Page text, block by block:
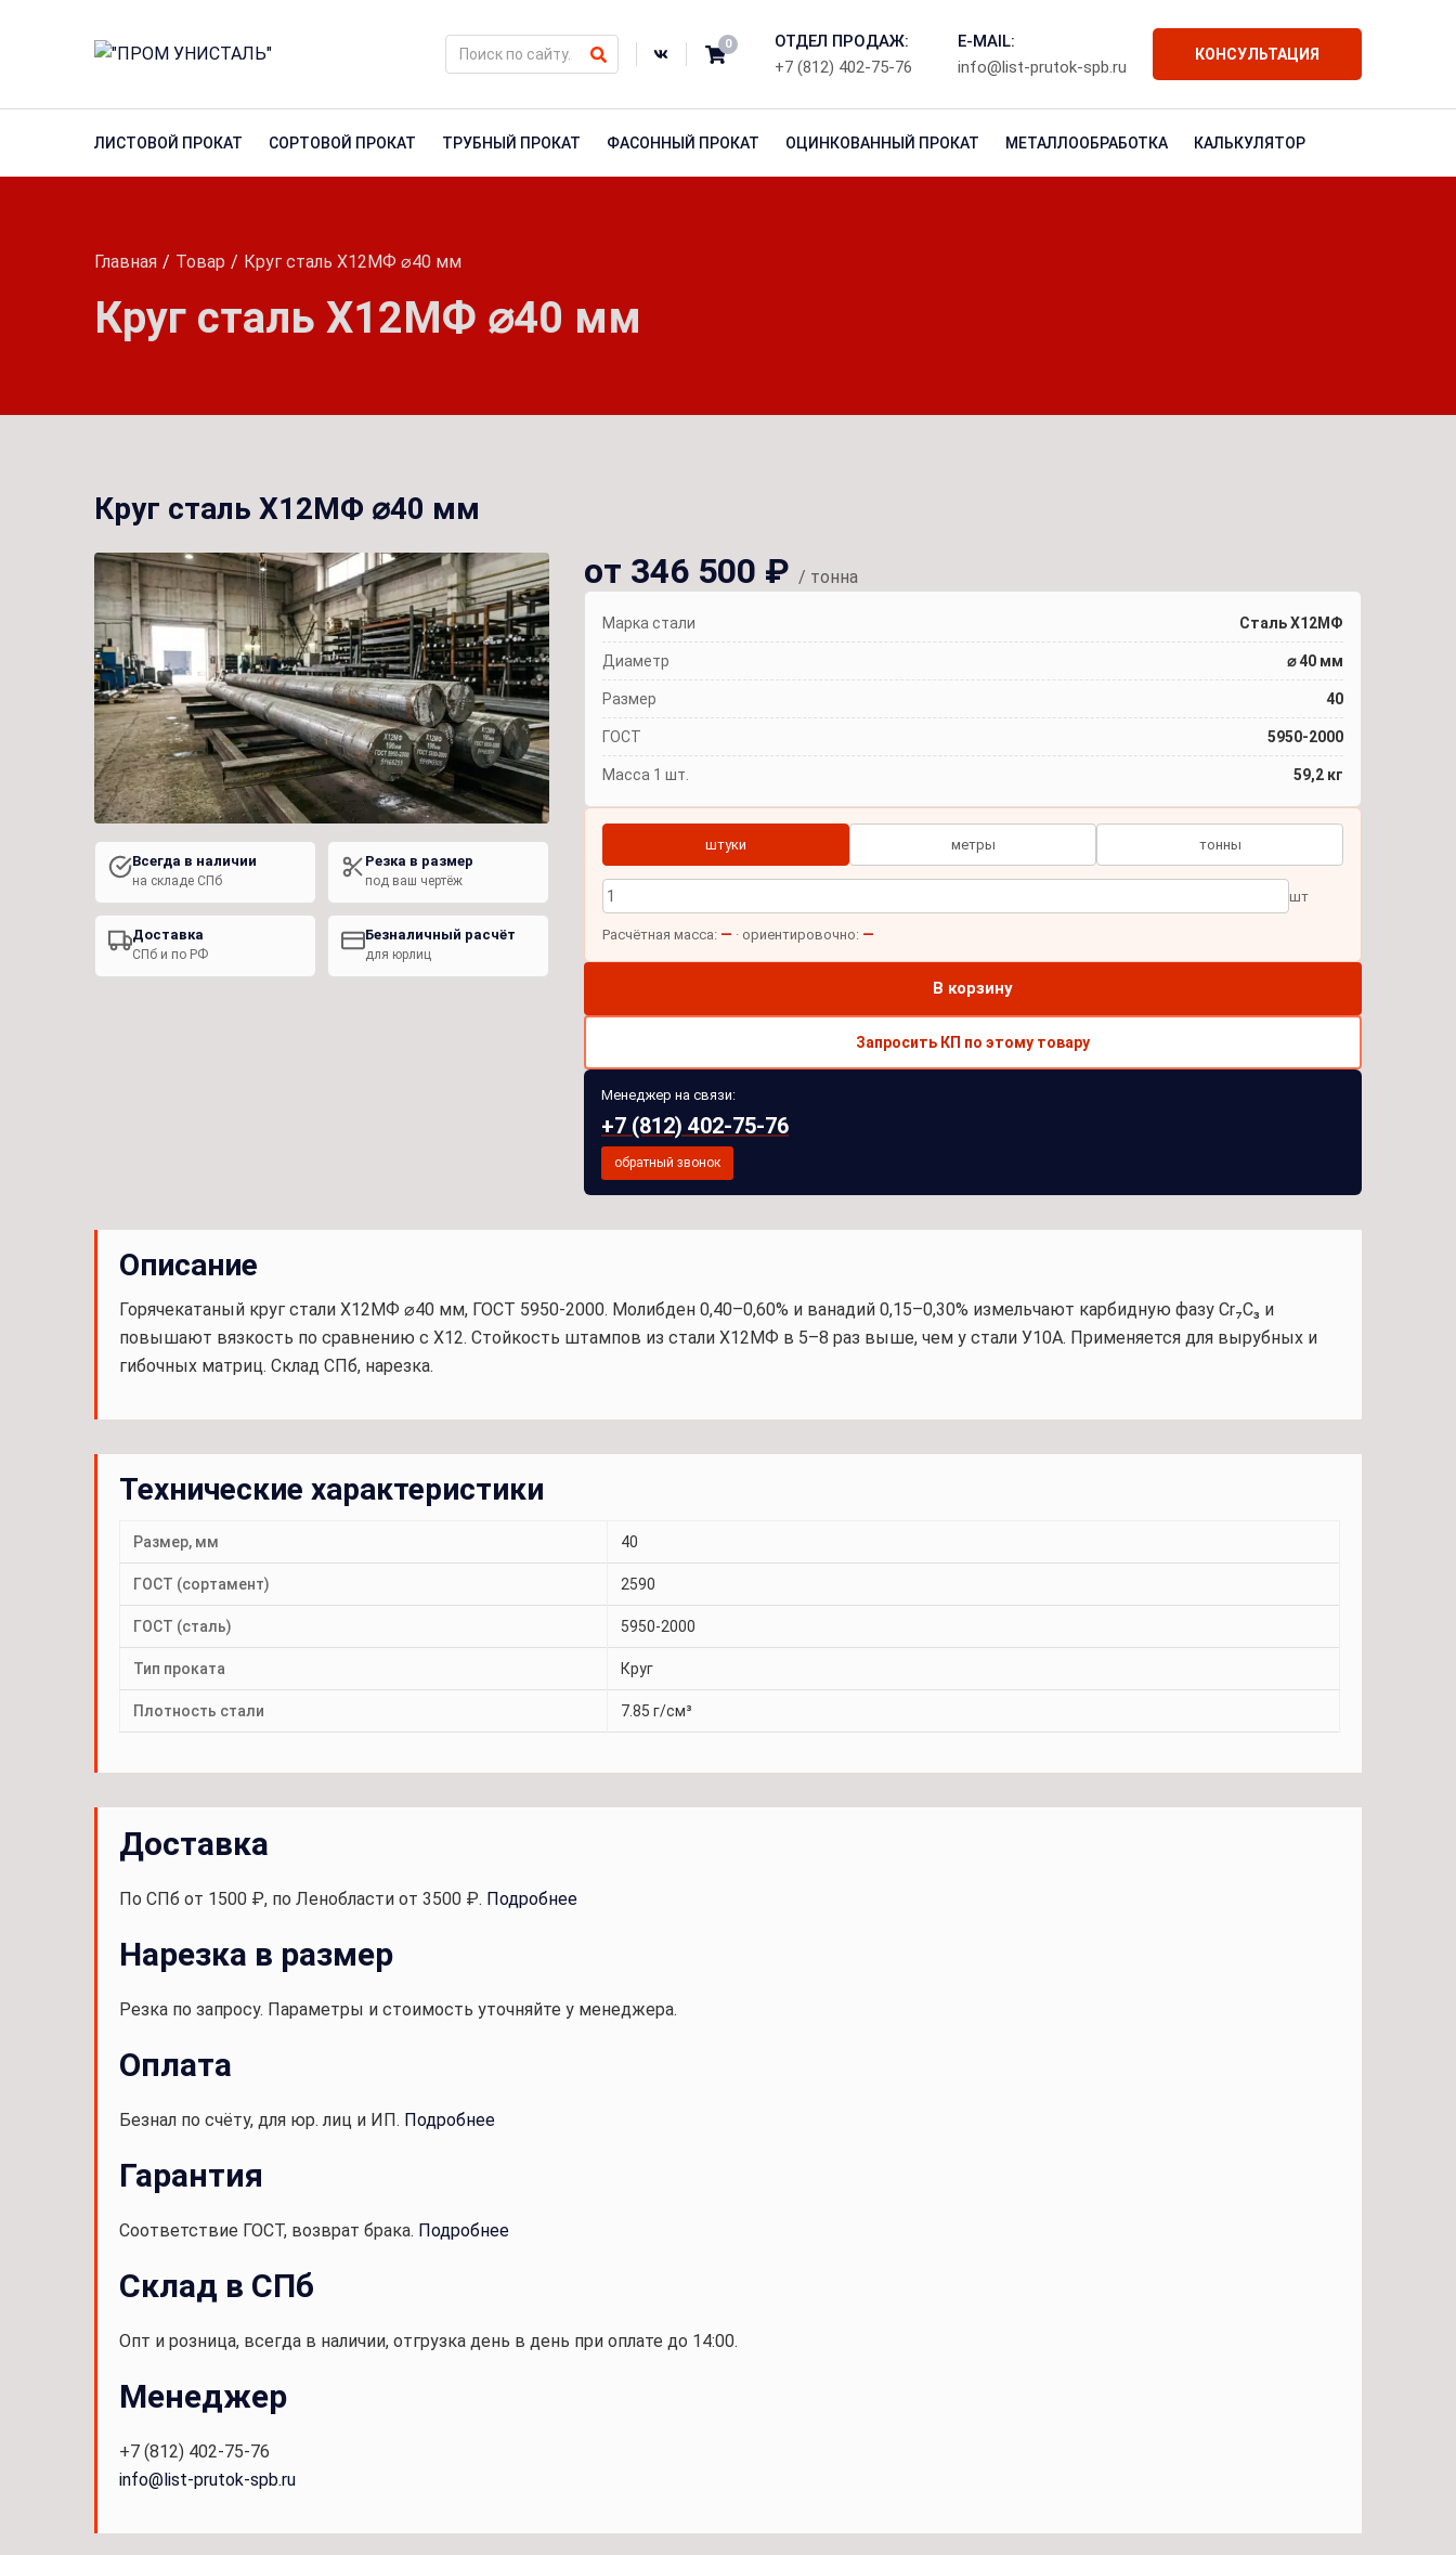
0
КОНСУЛЬТАЦИЯ
ОТДЕЛ ПРОДАЖ:
+7 (812) 402-75-76
E-MAIL:
info@list-prutok-spb.ru
ЛИСТОВОЙ ПРОКАТ СОРТОВОЙ ПРОКАТ ТРУБНЫЙ ПРОКАТ ФАСОННЫЙ ПРОКАТ ОЦИНКОВАННЫЙ ПРОКАТ МЕТАЛЛООБРАБОТКА КАЛЬКУЛЯТОР
Главная Товар Круг сталь Х12МФ ⌀40 мм
Круг сталь Х12МФ ⌀40 мм
Круг сталь Х12МФ ⌀40 мм
Всегда в наличии
на складе СПб
Резка в размер
под ваш чертёж
Доставка
СПб и по РФ
Безналичный расчёт
для юрлиц
от 346 500 ₽ / тонна
Марка стали Сталь Х12МФ
Диаметр ⌀ 40 мм
Размер 40
ГОСТ 5950-2000
Масса 1 шт. 59,2 кг
штуки метры тонны
шт
Расчётная масса: — · ориентировочно: —
В корзину
Запросить КП по этому товару
Менеджер на связи:
+7 (812) 402-75-76
обратный звонок
Описание
Горячекатаный круг стали Х12МФ ⌀40 мм, ГОСТ 5950-2000. Молибден 0,40–0,60% и ванадий 0,15–0,30% измельчают карбидную фазу Cr₇C₃ и
повышают вязкость по сравнению с Х12. Стойкость штампов из стали Х12МФ в 5–8 раз выше, чем у стали У10А. Применяется для вырубных и
гибочных матриц. Склад СПб, нарезка.
Технические характеристики
Размер, мм 40
ГОСТ (сортамент) 2590
ГОСТ (сталь) 5950-2000
Тип проката Круг
Плотность стали 7.85 г/см³
Доставка
По СПб от 1500 ₽, по Ленобласти от 3500 ₽. Подробнее
Нарезка в размер
Резка по запросу. Параметры и стоимость уточняйте у менеджера.
Оплата
Безнал по счёту, для юр. лиц и ИП. Подробнее
Гарантия
Соответствие ГОСТ, возврат брака. Подробнее
Склад в СПб
Опт и розница, всегда в наличии, отгрузка день в день при оплате до 14:00.
Менеджер
+7 (812) 402-75-76
info@list-prutok-spb.ru